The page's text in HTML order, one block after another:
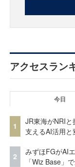
アクセスラン
今日
1
JR東海がNRI
支えるAI活用
2
みずほFGがAI
「Wiz Base」